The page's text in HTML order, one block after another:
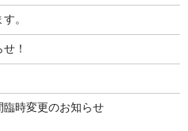
。
！
臨時変更のお知らせ